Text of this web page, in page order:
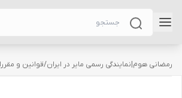
رمضانی هوم|نمایندگی رسمی مایر در ایران/قوانین و